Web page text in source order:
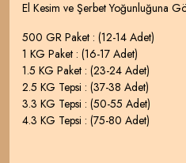
El Kesim ve Şerbet Yoğunluğuna
500 GR Paket : (12-14 Adet)
1 KG Paket : (16-17 Adet)
1.5 KG Paket : (23-24 Adet)
2.5 KG Tepsi : (37-38 Adet)
3.3 KG Tepsi : (50-55 Adet)
4.3 KG Tepsi : (75-80 Adet)